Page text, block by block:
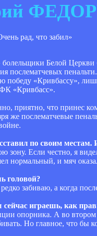
Белой
послематчевых
победу «Кривбассу»,
«Кривбасс».
приятно, что принес
же послематчевые
по своим местам.
зону. Если честно, я
нормальный, и мяч
головой?
забиваю, а когда
играешь, как
опорника. А во
Но главное, что бы